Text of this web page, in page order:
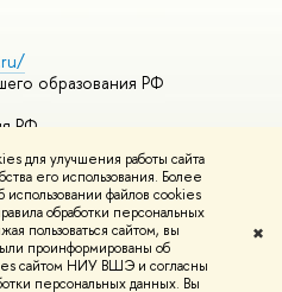
для улучшения работы сайта
его использования. Более
файлов cookies
обработки персональных
пользоваться сайтом, вы
проинформированы об
сайтом НИУ ВШЭ и согласны
персональных данных. Вы
✖
образования РФ
РФ
курсы
и контактыУсловия
конфиденциальности